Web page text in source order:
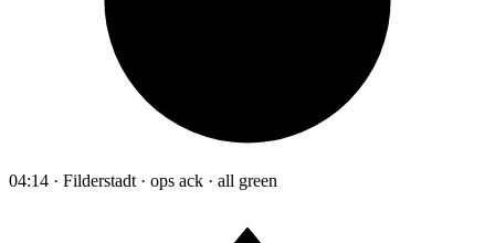
04:14 · Filderstadt · ops ack · all green